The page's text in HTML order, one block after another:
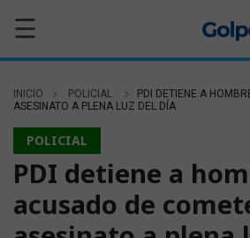
☰
INICIO POLICIAL
PDI DETIENE A
ASESINATO A PLENA LUZ DEL DÍA
POLICIAL
PDI detiene a
acusado de